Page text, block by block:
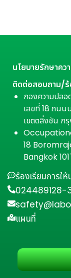
นโยบายรักษาคว
ติดต่อสอบถาม/ร้
กองความปลอ
เลขที่ 18 ถน
เขตตลิ่งชัน ก
18
Bangkok
ร้องเรียนการใ
024489128-
แผนที่